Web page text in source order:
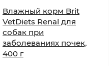
Влажный корм Brit
VetDiets Renal для
собак при
заболеваниях почек,
400 г